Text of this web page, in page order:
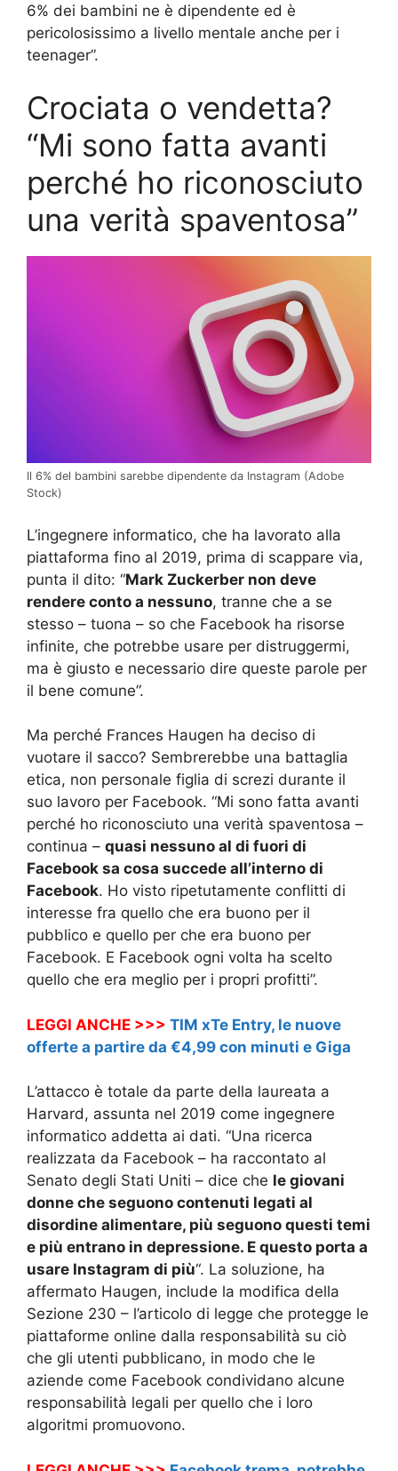
6% dei bambini ne è dipendente ed è
pericolosissimo a livello mentale anche per i
teenager”.
Crociata o vendetta?
“Mi sono fatta avanti
perché ho riconosciuto
una verità spaventosa”
Il 6% del bambini sarebbe dipendente da Instagram (Adobe
Stock)
L’ingegnere informatico, che ha lavorato alla
piattaforma fino al 2019, prima di scappare via,
punta il dito: “Mark Zuckerber non deve
rendere conto a nessuno, tranne che a se
stesso – tuona – so che Facebook ha risorse
infinite, che potrebbe usare per distruggermi,
ma è giusto e necessario dire queste parole per
il bene comune”.
Ma perché Frances Haugen ha deciso di
vuotare il sacco? Sembrerebbe una battaglia
etica, non personale figlia di screzi durante il
suo lavoro per Facebook. “Mi sono fatta avanti
perché ho riconosciuto una verità spaventosa –
continua – quasi nessuno al di fuori di
Facebook sa cosa succede all’interno di
Facebook. Ho visto ripetutamente conflitti di
interesse fra quello che era buono per il
pubblico e quello per che era buono per
Facebook. E Facebook ogni volta ha scelto
quello che era meglio per i propri profitti”.
LEGGI ANCHE >>> TIM xTe Entry, le nuove
offerte a partire da €4,99 con minuti e Giga
L’attacco è totale da parte della laureata a
Harvard, assunta nel 2019 come ingegnere
informatico addetta ai dati. “Una ricerca
realizzata da Facebook – ha raccontato al
Senato degli Stati Uniti – dice che le giovani
donne che seguono contenuti legati al
disordine alimentare, più seguono questi temi
e più entrano in depressione. E questo porta a
usare Instagram di più“. La soluzione, ha
affermato Haugen, include la modifica della
Sezione 230 – l’articolo di legge che protegge le
piattaforme online dalla responsabilità su ciò
che gli utenti pubblicano, in modo che le
aziende come Facebook condividano alcune
responsabilità legali per quello che i loro
algoritmi promuovono.